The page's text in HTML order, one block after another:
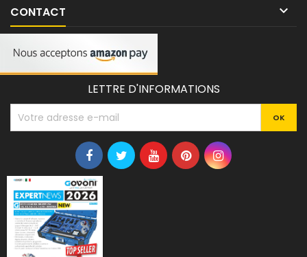
CONTACT 
LETTRE D'INFORMATIONS